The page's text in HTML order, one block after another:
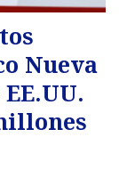
Nueva